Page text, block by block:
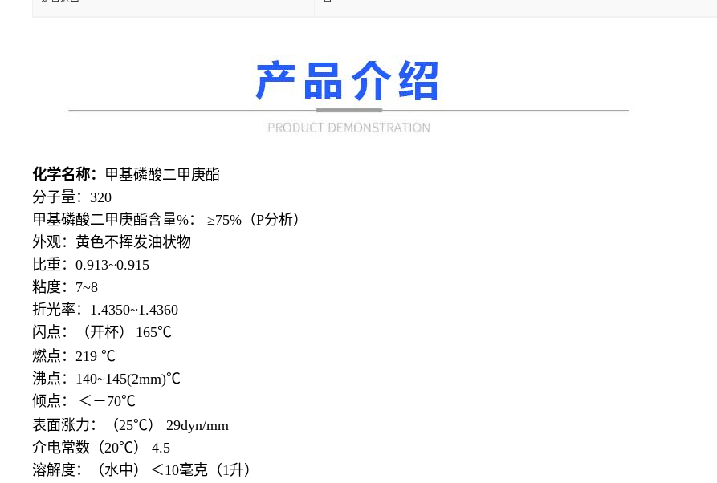
化学名称： 甲基磷酸二甲庚酯
分子量： 320
甲基磷酸二甲庚酯含量%： ≥75%（P分析）
外观：黄色不挥发油状物
比重： 0.913~0.915
粘度： 7~8
折光率： 1.4350~1.4360
闪点：（开杯）
165℃
燃点： 219 ℃
沸点： 140~145(2mm)℃
倾点：
＜－70℃
表面涨力：（25℃） 29dyn/mm
介电常数（20℃） 4.5
溶解度：（水中）
＜10毫克（1升）